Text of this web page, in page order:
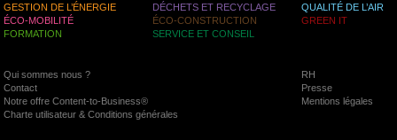
GESTION DE L’ÉNERGIE DÉCHETS ET RECYCLAGE
QUALITÉ DE L’AIR
ÉCO-MOBILITÉ
ÉCO-CONSTRUCTION
GREEN IT
FORMATION
SERVICE ET CONSEIL
Qui sommes nous ?
RH
Contact
Presse
Notre offre Content-to-Business®
Mentions légales
Charte utilisateur & Conditions générales